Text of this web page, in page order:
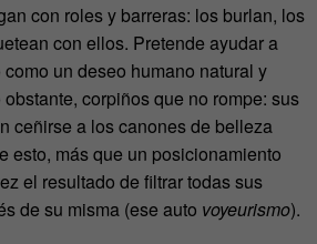
con roles y barreras: los burlan, los
con ellos. Pretende ayudar a
un deseo humano natural y
corpiños que no rompe: sus
ceñirse a los canones de belleza
esto, más que un posicionamiento
el resultado de filtrar todas sus
de su misma (ese auto voyeurismo).